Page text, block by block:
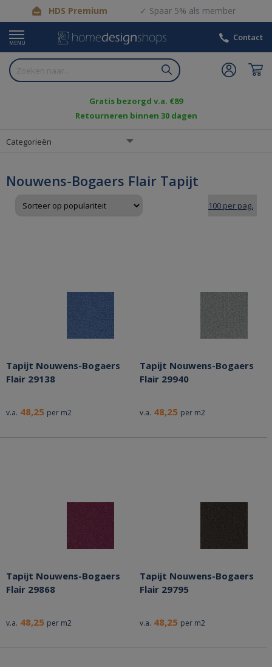
HDS Premium Spaar 5% als member
MENU
Contact
Gratis bezorgd v.a. €89
Retourneren binnen 30 dagen
Categorieën
Nouwens-Bogaers Flair Tapijt
Tapijt Nouwens-Bogaers
Flair 29138
v.a. 48,25 per m2
Tapijt Nouwens-Bogaers
Flair 29940
v.a. 48,25 per m2
Tapijt Nouwens-Bogaers
Flair 29868
v.a. 48,25 per m2
Tapijt Nouwens-Bogaers
Flair 29795
v.a. 48,25 per m2